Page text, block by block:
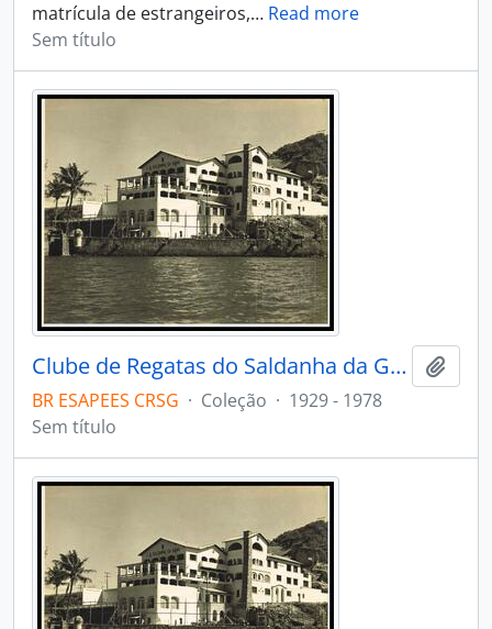
matrícula de estrangeiros,… Read more
Sem título
Clube de Regatas do Saldanha da Gama
BR ESAPEES CRSG · Coleção · 1929 - 1978
Sem título